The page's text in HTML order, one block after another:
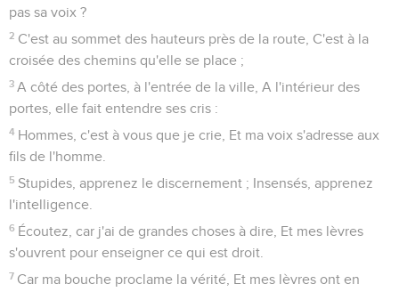
pas sa voix ?
2 C'est au sommet des hauteurs près de la route, C'est à la
croisée des chemins qu'elle se place ;
3 A côté des portes, à l'entrée de la ville, A l'intérieur des
portes, elle fait entendre ses cris :
4 Hommes, c'est à vous que je crie, Et ma voix s'adresse aux
fils de l'homme.
5 Stupides, apprenez le discernement ; Insensés, apprenez
l'intelligence.
6 Écoutez, car j'ai de grandes choses à dire, Et mes lèvres
s'ouvrent pour enseigner ce qui est droit.
7 Car ma bouche proclame la vérité, Et mes lèvres ont en